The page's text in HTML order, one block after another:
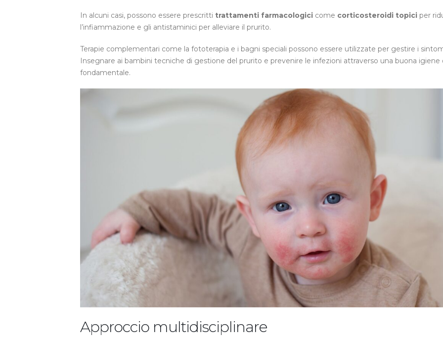
In alcuni casi, possono essere prescritti trattamenti farmacologici come corticosteroidi topici per
l’infiammazione e gli antistaminici per alleviare il prurito.
Terapie complementari come la fototerapia e i bagni speciali possono essere utilizzate per gestire i
Insegnare ai bambini tecniche di gestione del prurito e prevenire le infezioni attraverso una buona igiene
fondamentale.
Approccio multidisciplinare